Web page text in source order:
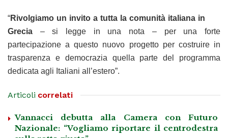
“Rivolgiamo un invito a tutta la comunità italiana in
Grecia – si legge in una nota – per una forte
partecipazione a questo nuovo progetto per costruire in
trasparenza e democrazia quella parte del programma
dedicata agli Italiani all’estero”.
Articoli correlati
Vannacci debutta alla Camera con Futuro
Nazionale: “Vogliamo riportare il centrodestra